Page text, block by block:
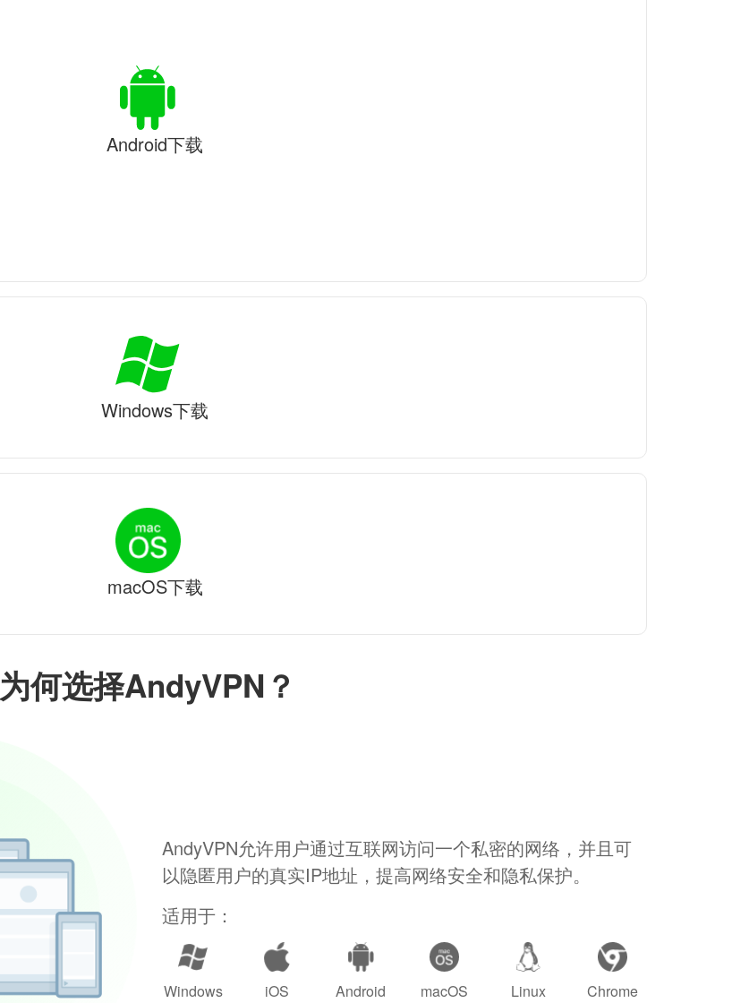
为何选择AndyVPN？
AndyVPN允许用户通过互联网访问一个私密的网络，并且可
以隐匿用户的真实IP地址，提高网络安全和隐私保护。
适用于：
Windows iOS Android macOS Linux Chrome
Android下载
Windows下载
macOS下载